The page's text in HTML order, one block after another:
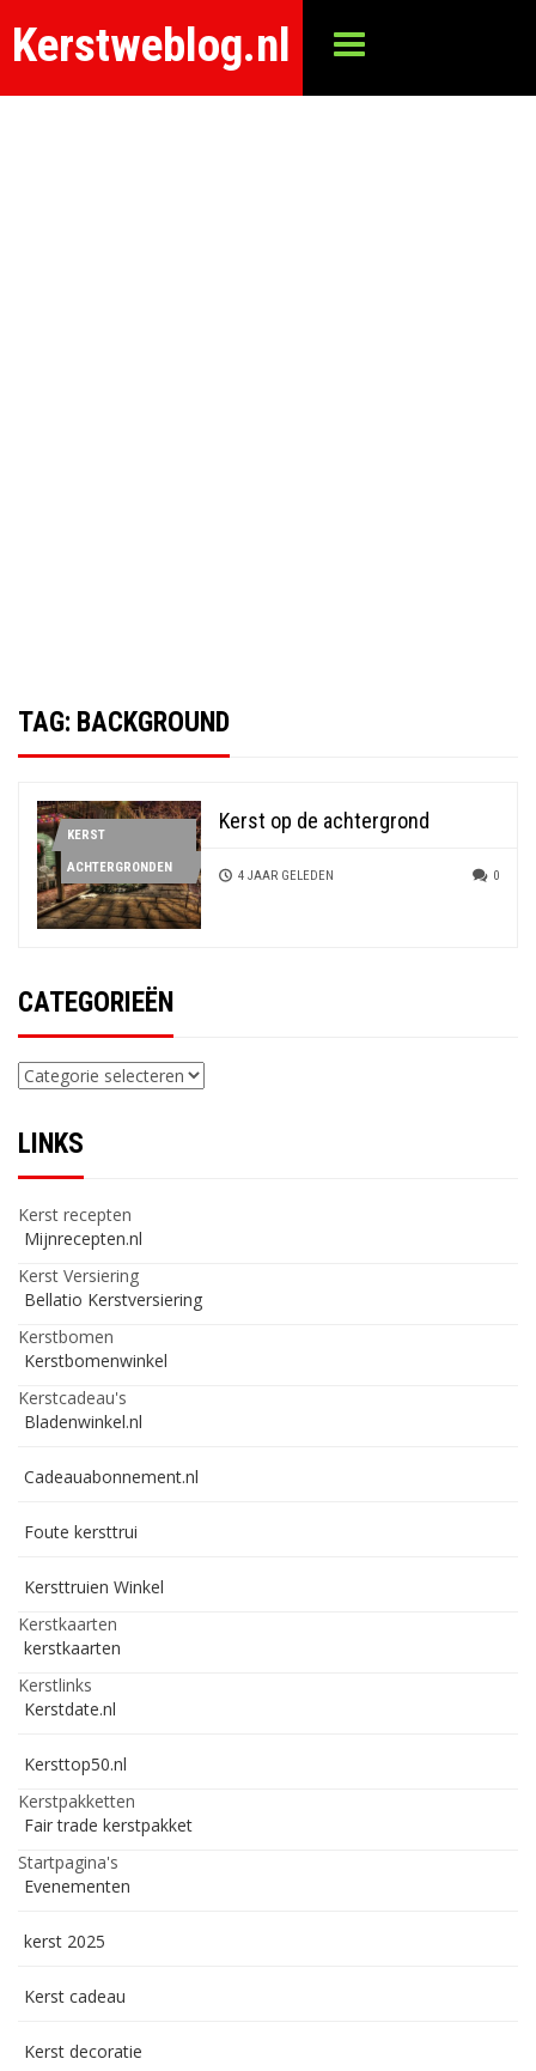
Kerstweblog.nl
TAG: BACKGROUND
KERST
ACHTERGRONDEN
Kerst op de achtergrond
4 JAAR GELEDEN 0
CATEGORIEËN
Categorieën
LINKS
Kerst recepten
Mijnrecepten.nl
Kerst Versiering
Bellatio Kerstversiering
Kerstbomen
Kerstbomenwinkel
Kerstcadeau's
Bladenwinkel.nl
Cadeauabonnement.nl
Foute kersttrui
Kersttruien Winkel
Kerstkaarten
kerstkaarten
Kerstlinks
Kerstdate.nl
Kersttop50.nl
Kerstpakketten
Fair trade kerstpakket
Startpagina's
Evenementen
kerst 2025
Kerst cadeau
Kerst decoratie